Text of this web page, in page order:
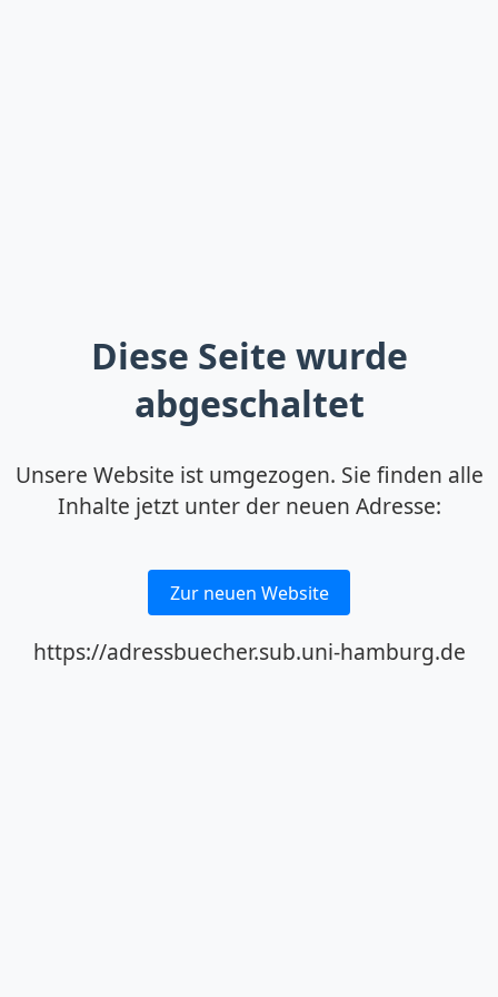
Diese Seite wurde
abgeschaltet
Unsere Website ist umgezogen. Sie finden alle
Inhalte jetzt unter der neuen Adresse:
Zur neuen Website
https://adressbuecher.sub.uni-hamburg.de